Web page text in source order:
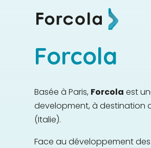
Forcola
Basée à Paris, Forcola est
development, à destination
(Italie).
Face au développement